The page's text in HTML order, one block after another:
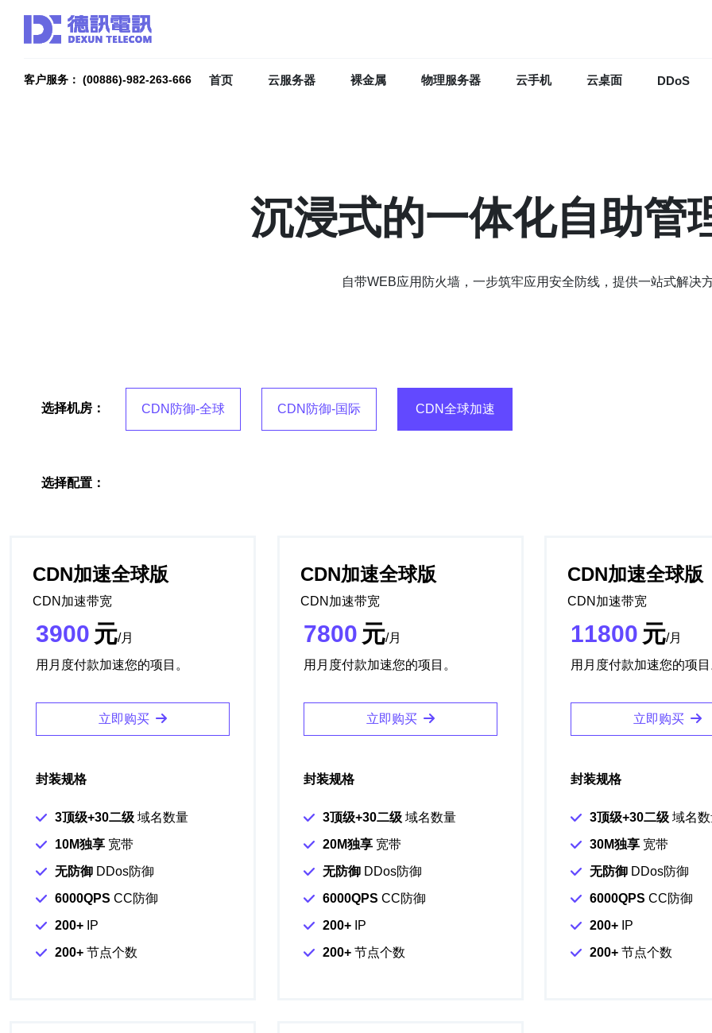
客户服务： (00886)-982-263-666 首页 云服务器 裸金属 物理服务器 云手机 云桌面 DDoS
沉浸式的一体化自助管
自带WEB应用防火墙，一步筑牢应用安全防线，提供一站式解决
选择机房： CDN防御-全球 CDN防御-国际 CDN全球加速
选择配置：
CDN加速全球版
CDN加速带宽
3900 元/月
用月度付款加速您的项目。
立即购买
封装规格
3顶级+30二级 域名数量
10M独享 宽带
无防御 DDos防御
6000QPS CC防御
200+ IP
200+ 节点个数
CDN加速全球版
CDN加速带宽
7800 元/月
用月度付款加速您的项目。
立即购买
封装规格
3顶级+30二级域名数量
20M独享宽带
无防御DDos防御
6000QPS CC防御
200+IP
200+节点个数
CDN加速全球版
CDN加速带宽
11800 元/月
用月度付款加速您的项
立即购买
封装规格
3顶级+30二级 域名
30M独享 宽带
无防御 DDos防御
6000QPS CC防御
200+ IP
200+ 节点个数